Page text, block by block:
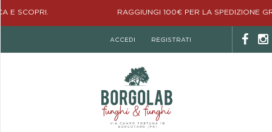
RAGGIUNGI 100€ PER LA SPEDIZIONE GRATUITA!
ACCEDI REGISTRATI